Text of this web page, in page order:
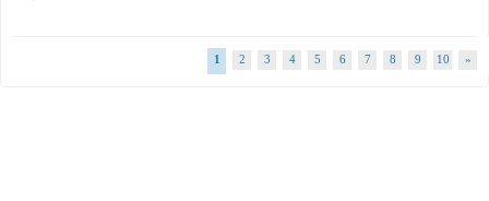
1 2 3 4 5 6 7 8 9 10 »